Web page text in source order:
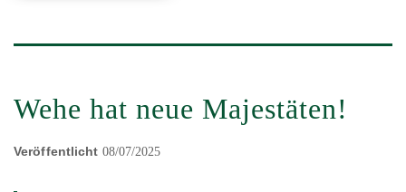
Wehe hat neue Majestäten!
Veröffentlicht 08/07/2025